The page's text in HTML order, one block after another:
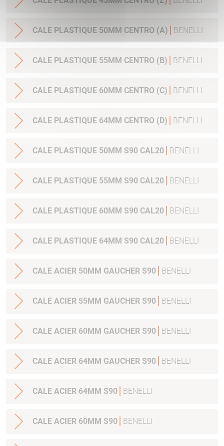
CALE PLASTIQUE 50MM CENTRO (A) BENELLI
CALE PLASTIQUE 55MM CENTRO (B) BENELLI
CALE PLASTIQUE 60MM CENTRO (C) BENELLI
CALE PLASTIQUE 64MM CENTRO (D) BENELLI
CALE PLASTIQUE 50MM S90 CAL20 BENELLI
CALE PLASTIQUE 55MM S90 CAL20 BENELLI
CALE PLASTIQUE 60MM S90 CAL20 BENELLI
CALE PLASTIQUE 64MM S90 CAL20 BENELLI
CALE ACIER 50MM GAUCHER S90 BENELLI
CALE ACIER 55MM GAUCHER S90 BENELLI
CALE ACIER 60MM GAUCHER S90 BENELLI
CALE ACIER 64MM GAUCHER S90 BENELLI
CALE ACIER 64MM S90 BENELLI
CALE ACIER 60MM S90 BENELLI